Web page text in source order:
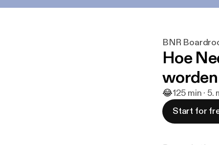
BNR
Hoe
worden
😂125 min · 5.
Start for